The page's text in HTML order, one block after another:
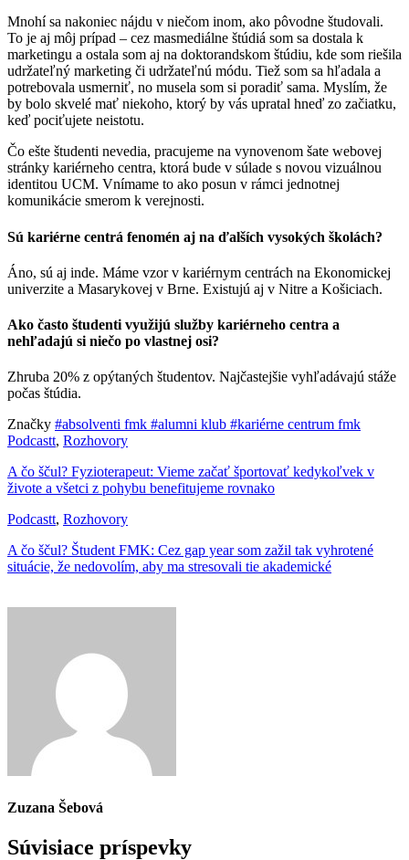
Mnohí sa nakoniec nájdu v niečom inom, ako pôvodne študovali.
To je aj môj prípad – cez masmediálne štúdiá som sa dostala k
marketingu a ostala som aj na doktorandskom štúdiu, kde som riešila
udržateľný marketing či udržateľnú módu. Tiež som sa hľadala a
potrebovala usmerniť, no musela som si poradiť sama. Myslím, že
by bolo skvelé mať niekoho, ktorý by vás upratal hneď zo začiatku,
keď pociťujete neistotu.
Čo ešte študenti nevedia, pracujeme na vynovenom šate webovej
stránky kariérneho centra, ktorá bude v súlade s novou vizuálnou
identitou UCM. Vnímame to ako posun v rámci jednotnej
komunikácie smerom k verejnosti.
Sú kariérne centrá fenomén aj na ďalších vysokých školách?
Áno, sú aj inde. Máme vzor v kariérnym centrách na Ekonomickej
univerzite a Masarykovej v Brne. Existujú aj v Nitre a Košiciach.
Ako často študenti využijú služby kariérneho centra a
nehľadajú si niečo po vlastnej osi?
Zhruba 20% z opýtaných študentov. Najčastejšie vyhľadávajú stáže
počas štúdia.
Značky #absolventi fmk #alumni klub #kariérne centrum fmk
Podcastt, Rozhovory
A čo ščul? Fyzioterapeut: Vieme začať športovať kedykoľvek v
živote a všetci z pohybu benefitujeme rovnako
Podcastt, Rozhovory
A čo ščul? Študent FMK: Cez gap year som zažil tak vyhrotené
situácie, že nedovolím, aby ma stresovali tie akademické
Zuzana Šebová
Súvisiace príspevky